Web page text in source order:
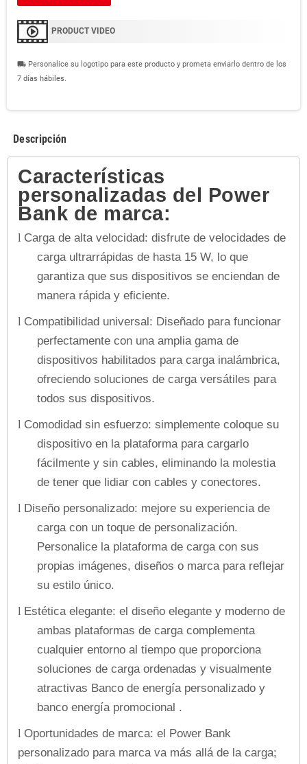
PRODUCT VIDEO
local_shipping Personalice su logotipo para este producto y prometa enviarlo dentro de los
7 días hábiles.
Descripción
Características
personalizadas del Power
Bank de marca:
l Carga de alta velocidad: disfrute de velocidades de
carga ultrarrápidas de hasta 15 W, lo que
garantiza que sus dispositivos se enciendan de
manera rápida y eficiente.
l Compatibilidad universal: Diseñado para funcionar
perfectamente con una amplia gama de
dispositivos habilitados para carga inalámbrica,
ofreciendo soluciones de carga versátiles para
todos sus dispositivos.
l Comodidad sin esfuerzo: simplemente coloque su
dispositivo en la plataforma para cargarlo
fácilmente y sin cables, eliminando la molestia
de tener que lidiar con cables y conectores.
l Diseño personalizado: mejore su experiencia de
carga con un toque de personalización.
Personalice la plataforma de carga con sus
propias imágenes, diseños o marca para reflejar
su estilo único.
l Estética elegante: el diseño elegante y moderno de
ambas plataformas de carga complementa
cualquier entorno al tiempo que proporciona
soluciones de carga ordenadas y visualmente
atractivas Banco de energía personalizado y
banco energía promocional .
l Oportunidades de marca: el Power Bank
personalizado para marca va más allá de la carga;